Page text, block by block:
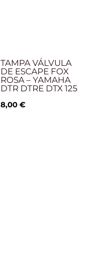
TAMPA VÁLVULA
DE ESCAPE FOX
ROSA – YAMAHA
DTR DTRE DTX 125
8,00 €